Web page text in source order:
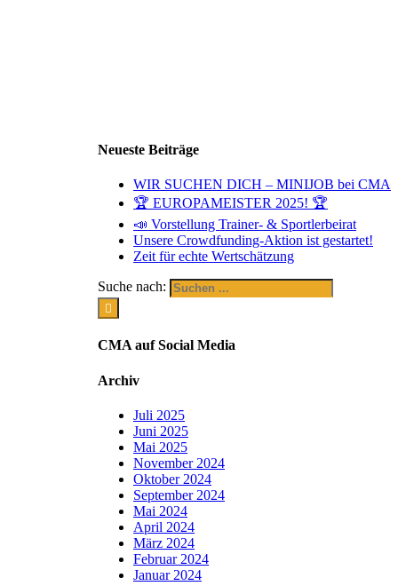
Neueste Beiträge
WIR SUCHEN DICH – MINIJOB bei CMA
🏆 EUROPAMEISTER 2025! 🏆
📣 Vorstellung Trainer- & Sportlerbeirat
Unsere Crowdfunding-Aktion ist gestartet!
Zeit für echte Wertschätzung
Suche nach:
CMA auf Social Media
Archiv
Juli 2025
Juni 2025
Mai 2025
November 2024
Oktober 2024
September 2024
Mai 2024
April 2024
März 2024
Februar 2024
Januar 2024